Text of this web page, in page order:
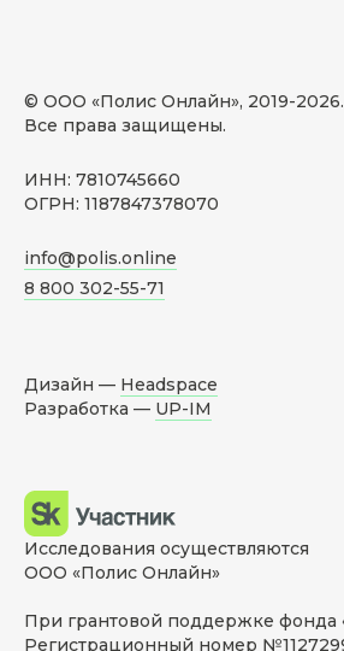
© ООО «Полис Онлайн», 2019-2026.
Все права защищены.
ИНН: 7810745660
ОГРН: 1187847378070
info@polis.online
8 800 302-55-71
Дизайн — Headspace
Разработка — UP-IM
Исследования осуществляются
ООО «Полис Онлайн»
При грантовой поддержке фонда
Регистрационный номер